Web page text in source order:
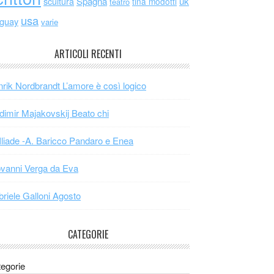
usa varie
ARTICOLI RECENTI
Nordbrandt L’amore è così logico
Majakovskij Beato chi
-A. Baricco Pandaro e Enea
Verga da Eva
Galloni Agosto
CATEGORIE